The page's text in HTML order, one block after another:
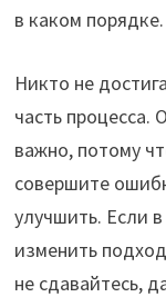
в каком порядке.
Никто не
часть
важно, потому
совершите
улучшить. Если
изменить
не сдавайтесь,